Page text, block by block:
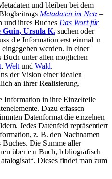
und bleiben bei dem
Metadaten im Netz –
und ihres Buches Das Wort für
Guin, Ursula K. suchen oder
die Information erst einmal in
werden. In einer
Buch unter allen möglichen
, Welt und Wald.
der Vision einer idealen
an ihrer Realisierung.
Information in ihre Einzelteile
Dazu erfassen
Datenformat die einzelnen
Jedes Datenfeld repräsentiert
z. B. den Nachnamen
Buches. Die Summe aller
über ein Buch, bibliografisch
Dieses findet man zum